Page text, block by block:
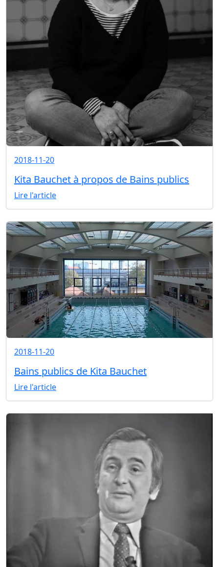
2018-11-20
Kita Bauchet à propos de Bains publics
Lire l'article
2018-11-20
Bains publics de Kita Bauchet
Lire l'article